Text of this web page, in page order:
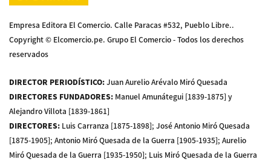
Empresa Editora El Comercio. Calle Paracas #532, Pueblo Libre..
Copyright © Elcomercio.pe. Grupo El Comercio - Todos los derechos
reservados
DIRECTOR PERIODÍSTICO:Juan Aurelio Arévalo Miró Quesada
DIRECTORES FUNDADORES: Manuel Amunátegui [1839-1875] y
Alejandro Villota [1839-1861]
DIRECTORES: Luis Carranza [1875-1898]; José Antonio Miró Quesada
[1875-1905]; Antonio Miró Quesada de la Guerra [1905-1935]; Aurelio
Miró Quesada de la Guerra [1935-1950]; Luis Miró Quesada de la Guerra